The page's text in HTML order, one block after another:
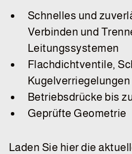
Schnelles und
Verbinden und
Leitungssystemen
Flachdichtventile,
Kugelverriegelungen
Betriebsdrücke bis
Geprüfte Geometrie
Laden Sie hier die